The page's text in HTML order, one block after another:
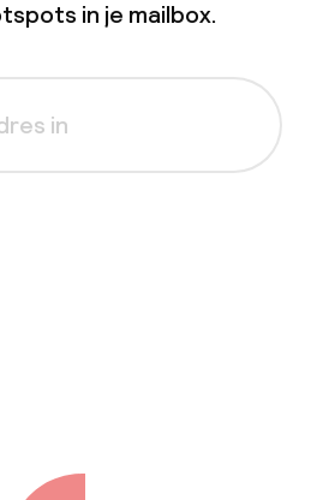
in je mailbox.